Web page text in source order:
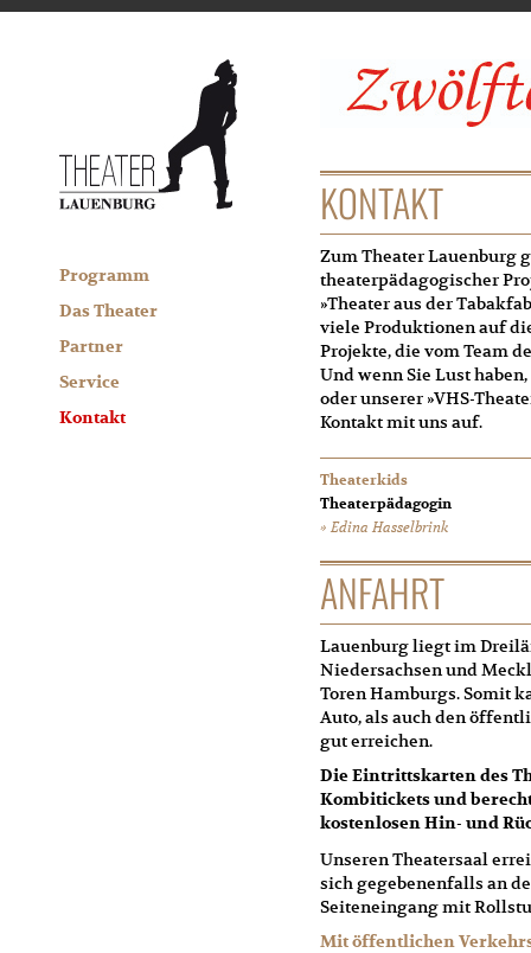
Programm
Das Theater
Partner
Service
Kontakt
KONTAKT
Zum Theater Lauenburg
theaterpädagogischer
»Theater aus der
viele Produktionen auf
Projekte, die vom Team
Und wenn Sie Lust
oder unserer »VHS-
Kontakt mit uns auf.
Theaterkids
Theaterpädagogin
Edina Hasselbrink
ANFAHRT
Lauenburg liegt im
Niedersachsen und
Toren Hamburgs. Somit
Auto, als auch den
gut erreichen.
Die Eintrittskarten des
Kombitickets und
kostenlosen Hin- und
Unseren Theatersaal
sich gegebenenfalls an
Seiteneingang mit
Mit öffentlichen